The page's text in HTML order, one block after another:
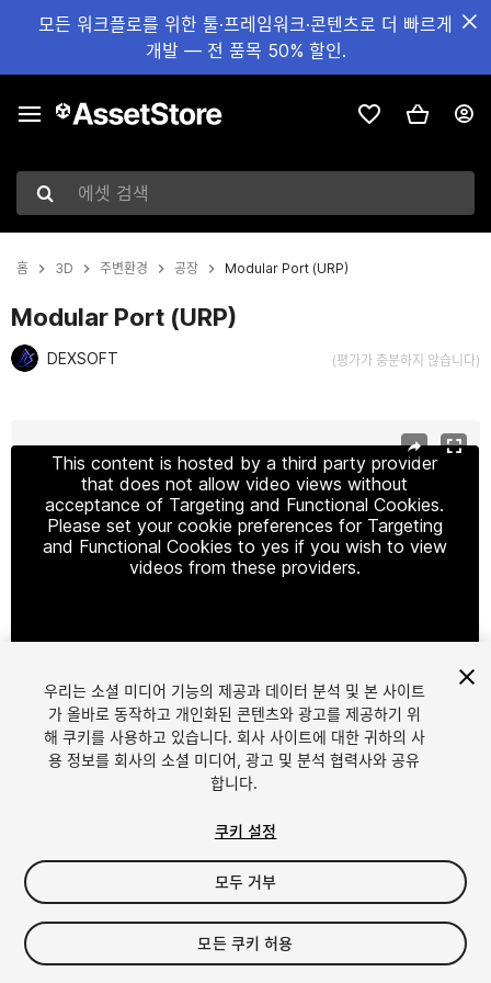
모든 워크플로를 위한 툴·프레임워크·콘텐츠로 더 빠르게
개발 — 전 품목 50% 할인.
에셋 검색
홈 3D 주변환경 공장 Modular Port (URP)
Modular Port (URP)
DEXSOFT (평가가 충분하지 않습니다)
This content is hosted by a third party provider
that does not allow video views without
acceptance of Targeting and Functional Cookies.
Please set your cookie preferences for Targeting
and Functional Cookies to yes if you wish to view
videos from these providers.
1/15
$29.99
세금/부가세는 결제 시 반영됩니다.
우리는 소셜 미디어 기능의 제공과 데이터 분석 및 본 사이트
가 올바로 동작하고 개인화된 콘텐츠와 광고를 제공하기 위
해 쿠키를 사용하고 있습니다. 회사 사이트에 대한 귀하의 사
용 정보를 회사의 소셜 미디어, 광고 및 분석 협력사와 공유
합니다.
쿠키 설정
모두 거부
모든 쿠키 허용